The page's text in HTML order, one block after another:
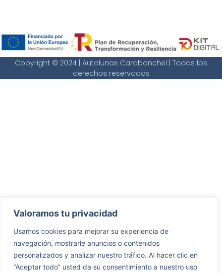
Valoramos tu privacidad
Usamos cookies para mejorar su experiencia de
navegación, mostrarle anuncios o contenidos
personalizados y analizar nuestro tráfico. Al hacer clic en
“Aceptar todo” usted da su consentimiento a nuestro uso
Copyright © 2024 | Autolunas Carabanchel | Todos los
derechos reservados